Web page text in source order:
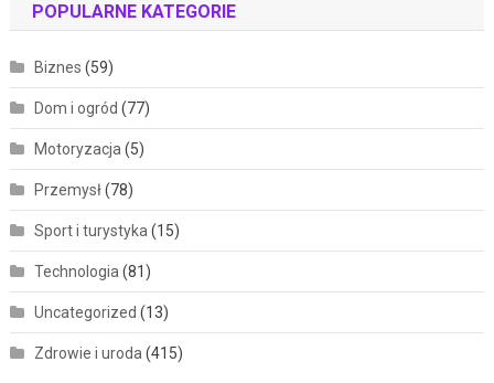
POPULARNE KATEGORIE
Biznes (59)
Dom i ogród (77)
Motoryzacja(5)
Przemysł(78)
Sport i turystyka(15)
Technologia(81)
Uncategorized (13)
Zdrowie i uroda(415)